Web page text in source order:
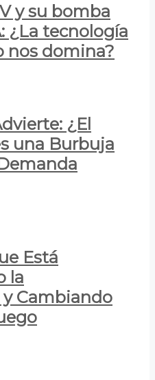
y su bomba
¿La tecnología
nos domina?
¿El
una Burbuja
Está
la
Cambiando